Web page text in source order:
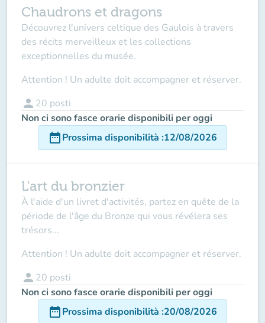
Chaudrons et dragons
Découvrez l'univers celtique des Gaulois à travers
des récits merveilleux et les collections
exceptionnelles du musée.
Attention ! Un adulte doit accompagner et réserver.
person 20 posti
Non ci sono fasce orarie disponibili per oggi
date_rangeProssima disponibilità :12/08/2026
L'art du bronzier
À l'aide d'un livret d'activités, partez en quête de la
période de l'âge du Bronze qui vous révélera ses
trésors...
Attention ! Un adulte doit accompagner et réserver.
person 20 posti
Non ci sono fasce orarie disponibili per oggi
date_rangeProssima disponibilità :20/08/2026